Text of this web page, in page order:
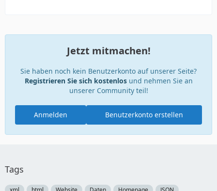
Jetzt mitmachen!
Sie haben noch kein Benutzerkonto auf unserer Seite?
Registrieren Sie sich kostenlosund nehmen Sie an
unserer Community teil!
Benutzerkonto erstellen
Anmelden
Tags